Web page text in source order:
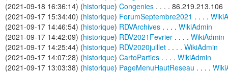
(2021-09-18 16:36:14) (historique) Congenies . . . . 86.219.213.106
(2021-09-17 15:34:40) (historique) ForumSeptembre2021 . . . .
(2021-09-17 14:46:54) (historique) RDVArchives . . . . WikiAdmin
(2021-09-17 14:42:09) (historique) RDV2021Fevrier . . . . WikiAdmin
(2021-09-17 14:25:44) (historique) RDV2020juillet . . . . WikiAdmin
(2021-09-17 14:07:28) (historique) CartoParties . . . . WikiAdmin
(2021-09-17 13:03:38) (historique) PageMenuHautReseau . . . .